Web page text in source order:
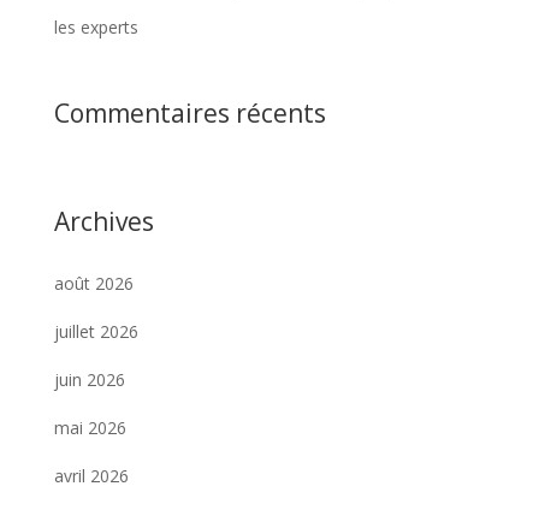
les experts
Commentaires récents
Archives
août 2026
juillet 2026
juin 2026
mai 2026
avril 2026